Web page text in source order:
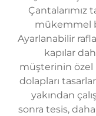
Çantalarımız
mükemmel
Ayarlanabilir
kapılar
müşterinin özel
dolapları
yakından
sonra tesis,